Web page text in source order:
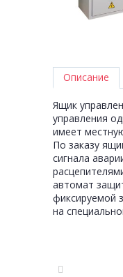
Описание
Ящик
управления
имеет
По заказу
сигнала
автомат
фиксируемой
на